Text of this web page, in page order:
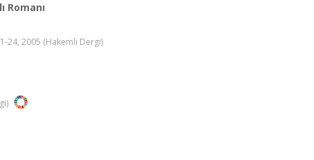
Romanı
24, 2005 (Hakemli Dergi)